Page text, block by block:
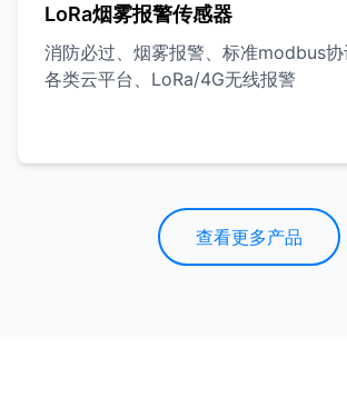
LoRa烟雾报警传感器
消防必过、烟雾报警、标准modbus
各类云平台、LoRa/4G无线报警
查看更多产品